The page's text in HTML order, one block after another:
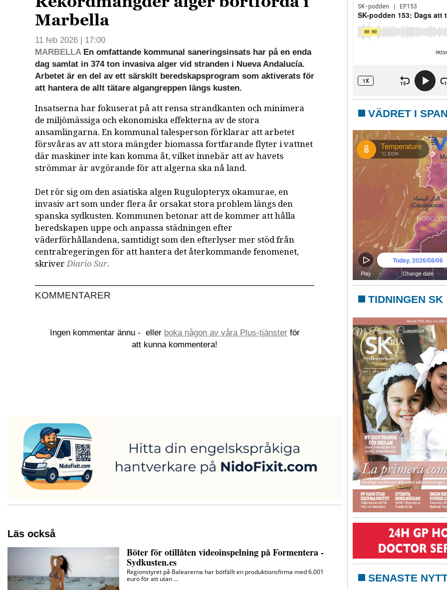
Marbella
11 feb 2026 | 17:00
MARBELLAEn omfattande kommunal saneringsinsats har på en enda
dag samlat in 374 ton invasiva alger vid stranden i Nueva Andalucía.
Arbetet är en del av ett särskilt beredskapsprogram som aktiverats för
att hantera de allt tätare algangreppen längs kusten.
Insatserna har fokuserat på att rensa strandkanten och minimera
de miljömässiga och ekonomiska effekterna av de stora
ansamlingarna. En kommunal talesperson förklarar att arbetet
försvåras av att stora mängder biomassa fortfarande flyter i vattnet
där maskiner inte kan komma åt, vilket innebär att av havets
strömmar är avgörande för att algerna ska nå land.
Det rör sig om den asiatiska algen Rugulopteryx okamurae, en
invasiv art som under flera år orsakat stora problem längs den
spanska sydkusten. Kommunen betonar att de kommer att hålla
beredskapen uppe och anpassa städningen efter
väderförhållandena, samtidigt som den efterlyser mer stöd från
centralregeringen för att hantera det återkommande fenomenet,
skriverDiario Sur.
KOMMENTARER
Ingen kommentar ännu - eller boka någon av våra Plus-tjänsterför
att kunna kommentera!
VÄDRET I
TIDNINGEN SK
SENASTE